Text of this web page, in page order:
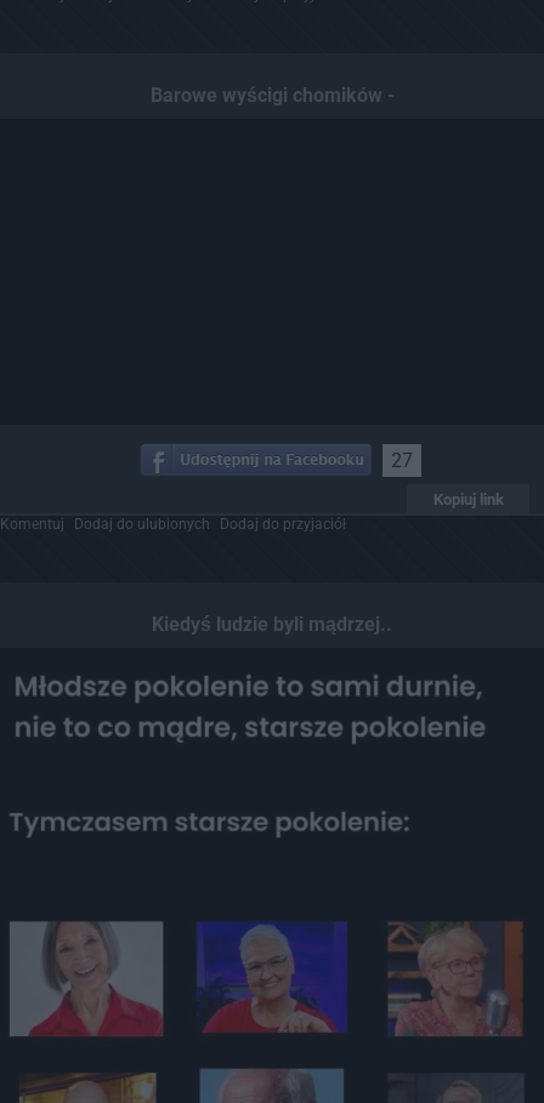
Barowe wyścigi chomików -
27
Kopiuj link
Komentuj Dodaj do ulubionych Dodaj do przyjaciół
Kiedyś ludzie byli mądrzej..